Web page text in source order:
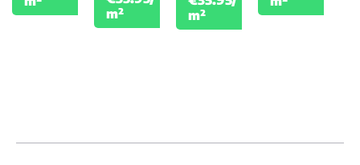
m²
€39.95
m²
€39.95